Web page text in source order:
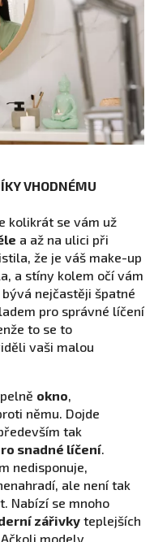
VHODNÉMU
kolikrát se vám už
a až na ulici při
že je váš make-up
a stíny kolem očí vám
nejčastěji špatné
pro správné líčení
to se to
vaši malou
okno,
němu. Dojde
tak
snadné líčení.
nedisponuje,
ale není tak
Nabízí se mnoho
zářivky teplejších
modely